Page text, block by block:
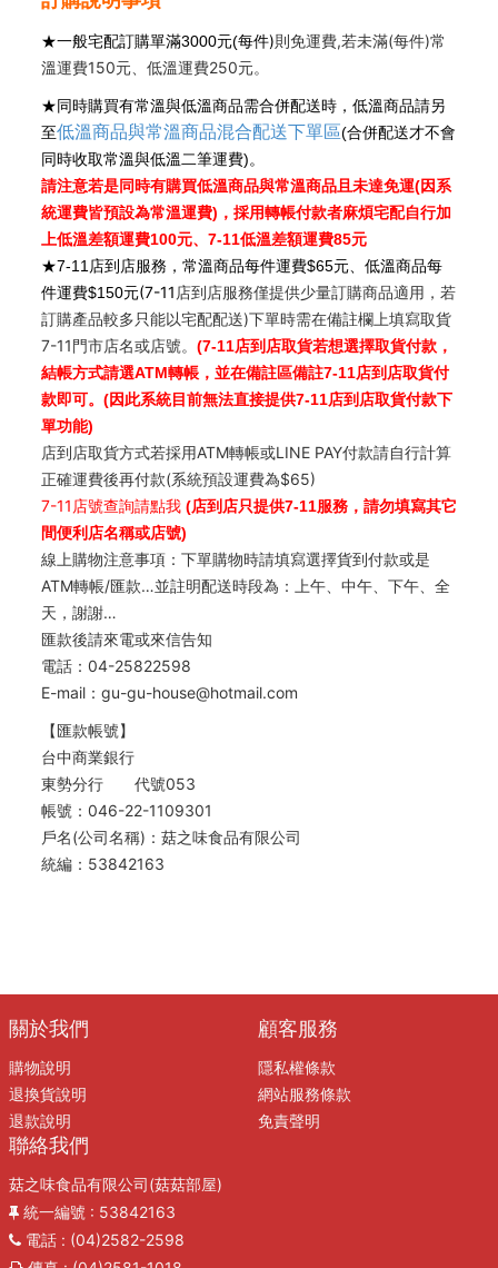
★一般宅配訂購單滿3000元(每件)則免運費,若未滿(每件)常
溫運費150元、低溫運費250元。
★同時購買有常溫與低溫商品需合併配送時，低溫商品請另
至低溫商品與常溫商品混合配送下單區(合併配送才不會
同時收取常溫與低溫二筆運費)。
請注意若是同時有購買低溫商品與常溫商品且未達免運(因系
統運費皆預設為常溫運費)，採用轉帳付款者麻煩宅配自行加
上低溫差額運費100元、7-11低溫差額運費85元
★7-11 店到店服務，常溫商品每件運費$65元、低溫商品每
件運費$150元(7-11 店到店服務僅提供少量訂購商品適用，若
訂購產品較多只能以宅配配送)下單時需在備註欄上填寫取貨
7-11門市店名或店號。 (7-11店到店取貨若想選擇取貨付款，
結帳方式請選ATM轉帳，並在備註區備註7-11店到店取貨付
款即可。(因此系統目前無法直接提供7-11店到店取貨付款下
單功能)
店到店取貨方式若採用ATM轉帳或LINE PAY付款請自行計算
正確運費後再付款(系統預設運費為$65)
7-11 店號查詢請點我 (店到店只提供7-11服務，請勿填寫其它
間便利店名稱或店號)
線上購物注意事項：下單購物時請填寫選擇貨到付款或是
ATM轉帳/匯款…並註明配送時段為：上午、中午、下午、全
天，謝謝…
匯款後請來電或來信告知
電話：04-25822598
E-mail：gu-gu-house@hotmail.com
【匯款帳號】
台中商業銀行
東勢分行 代號053
帳號：046-22-1109301
戶名(公司名稱)：菇之味食品有限公司
統編：53842163
關於我們
購物說明
退換貨說明
退款說明
顧客服務
隱私權條款
網站服務條款
免責聲明
聯絡我們
菇之味食品有限公司(菇菇部屋)
統一編號 : 53842163
電話: (04)2582-2598